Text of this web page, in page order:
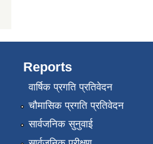
Reports
वार्षिक प्रगति प्रतिवेदन
चौमासिक प्रगति प्रतिवेदन
सार्वजनिक सुनुवाई